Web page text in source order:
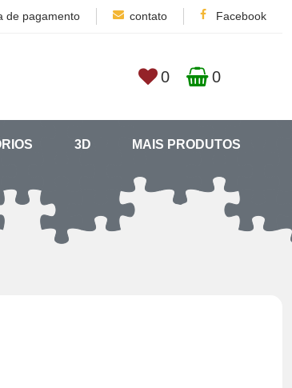
de pagamento contato Facebook
0 0
3D MAIS PRODUTOS